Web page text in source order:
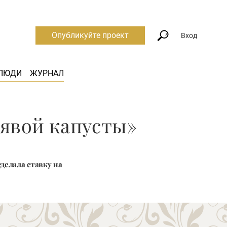
ЖУРНАЛ
Опубликуйте проект Вход
капусты»
ставку на